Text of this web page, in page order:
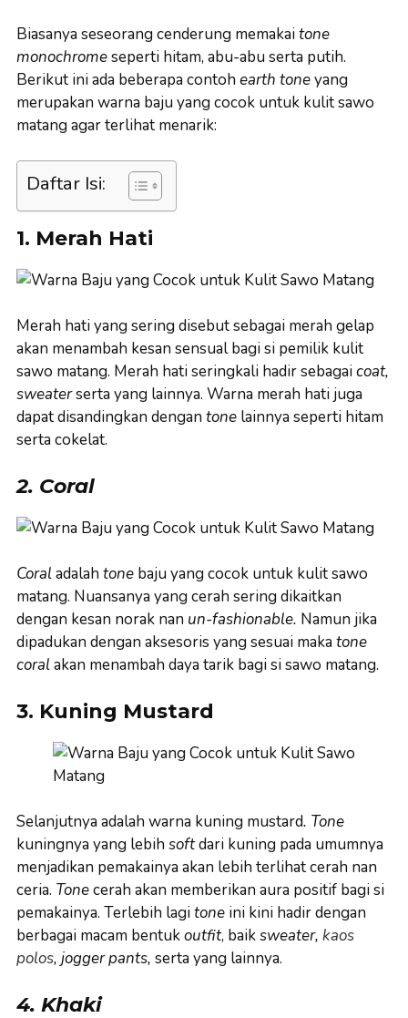
Biasanya seseorang cenderung memakaitone
monochromeseperti hitam, abu-abu serta putih.
Berikut ini ada beberapa contoh earth toneyang
merupakan warna baju yang cocok untuk kulit sawo
matang agar terlihat menarik:
Daftar Isi:
1. Merah Hati
Merah hati yang sering disebut sebagai merah gelap
akan menambah kesan sensual bagi si pemilik kulit
sawo matang. Merah hati seringkali hadir sebagaicoat,
sweaterserta yang lainnya. Warna merah hati juga
dapat disandingkan dengan tone lainnya seperti hitam
serta cokelat.
2. Coral
Coraladalah tone baju yang cocok untuk kulit sawo
matang. Nuansanya yang cerah sering dikaitkan
dengan kesan norak nan un-fashionable. Namun jika
dipadukan dengan aksesoris yang sesuai maka tone
coralakan menambah daya tarik bagi si sawo matang.
3. Kuning Mustard
Selanjutnya adalah warna kuning mustard. Tone
kuningnya yang lebih softdari kuning pada umumnya
menjadikan pemakainya akan lebih terlihat cerah nan
ceria. Tonecerah akan memberikan aura positif bagi si
pemakainya. Terlebih lagitone ini kini hadir dengan
berbagai macam bentukoutfit, baiksweater, kaos
polos, jogger pants, serta yang lainnya.
4. Khaki